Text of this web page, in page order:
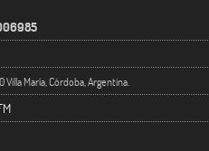
Villa María, Córdoba, Argentina.